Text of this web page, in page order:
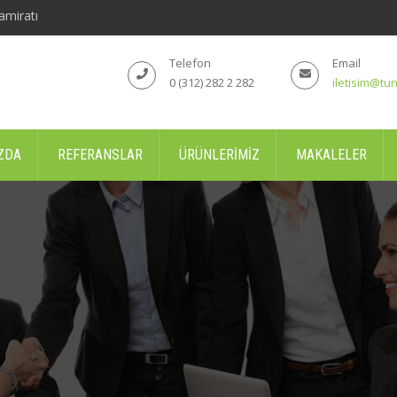
Email
Telefon
0 (312) 282 2 282
REFERANSLAR ÜRÜNLERIMIZ MAKALELER